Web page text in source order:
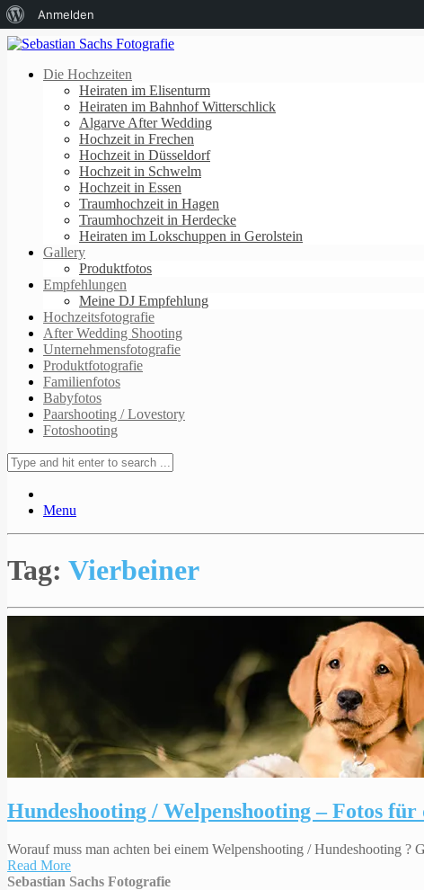
Die Hochzeiten
Heiraten im Elisenturm
Heiraten im Bahnhof Witterschlick
Algarve After Wedding
Hochzeit in Frechen
Hochzeit in Düsseldorf
Hochzeit in Schwelm
Hochzeit in Essen
Traumhochzeit in Hagen
Traumhochzeit in Herdecke
Heiraten im Lokschuppen in Gerolstein
Gallery
Produktfotos
Empfehlungen
Meine DJ Empfehlung
Hochzeitsfotografie
After Wedding Shooting
Unternehmensfotografie
Produktfotografie
Familienfotos
Babyfotos
Paarshooting / Lovestory
Fotoshooting
Menu
Tag: Vierbeiner
Hundeshooting / Welpenshooting – Fotos
Worauf muss man achten bei einem Welpenshooting / Hundeshooting
Read More
Sebastian Sachs Fotografie
Über
WordPress
Anmelden